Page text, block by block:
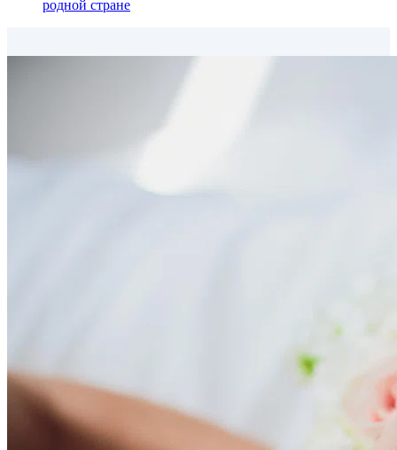
родной стране